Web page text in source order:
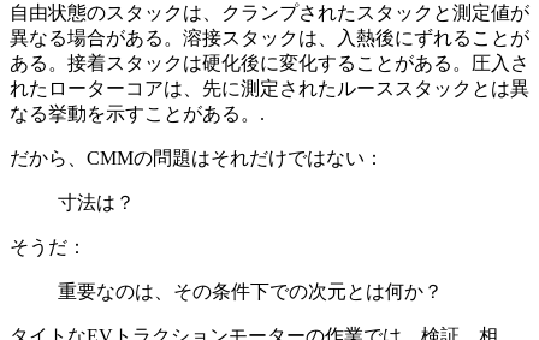
自由状態のスタックは、クランプされたスタックと測定値が
異なる場合がある。溶接スタックは、入熱後にずれることが
ある。接着スタックは硬化後に変化することがある。圧入さ
れたローターコアは、先に測定されたルーススタックとは異
なる挙動を示すことがある。.
だから、CMMの問題はそれだけではない：
寸法は？
そうだ：
重要なのは、その条件下での次元とは何か？